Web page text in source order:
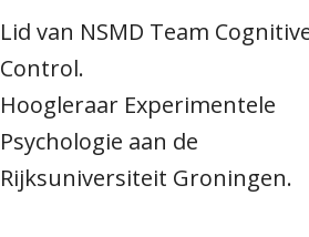
Lid van NSMD Team
Control.
Hoogleraar Experimentele
Psychologie aan de
Rijksuniversiteit Groningen.